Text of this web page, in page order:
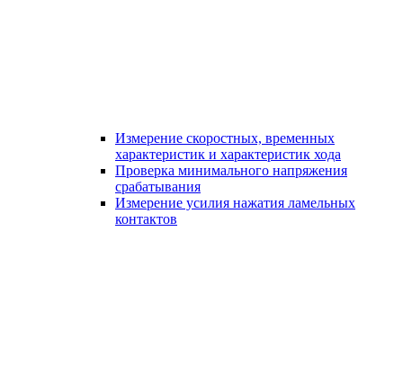
Измерение скоростных, временных
характеристик и характеристик хода
Проверка минимального напряжения
срабатывания
Измерение усилия нажатия ламельных
контактов